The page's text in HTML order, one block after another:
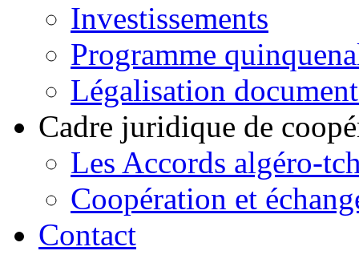
Investissements
Programme
Légalisation
Cadre juridique de
Les Accords algéro-
Coopération et
Contact